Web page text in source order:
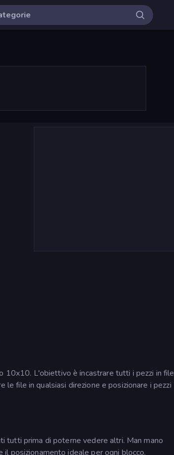
10x10. L'obiettivo è incastrare tutti i pezzi in file
le file in qualsiasi direzione e posizionare i pezzi
tutti prima di poterne vedere altri. Man mano
posizionamento ideale per ogni blocco.